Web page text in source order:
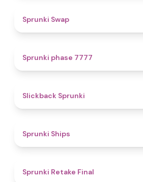
Sprunki Swap
Sprunki phase 7777
Slickback Sprunki
Sprunki Ships
Sprunki Retake Final